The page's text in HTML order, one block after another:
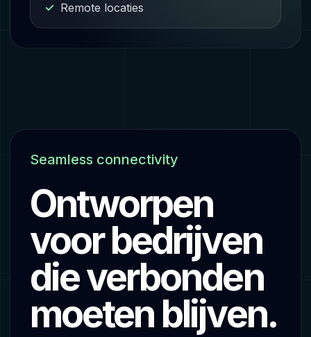
Remote locaties
Seamless connectivity
Ontworpen
voor bedrijven
die verbonden
moeten blijven.